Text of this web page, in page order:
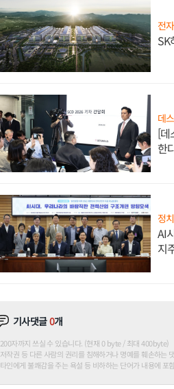
전
SK
데
[데
한
정치
AI
지
기사댓글0개
200자까지 쓰실 수 있습니다. (현재 0 byte / 최대 400byte)
저작권 등 다른 사람의 권리를 침해하거나 명예를 훼손하는
타인에게 불쾌감을 주는 욕설 등 비하하는 단어가 내용에